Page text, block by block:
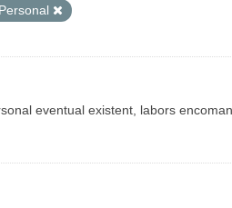
Personal
eventual existent, labors